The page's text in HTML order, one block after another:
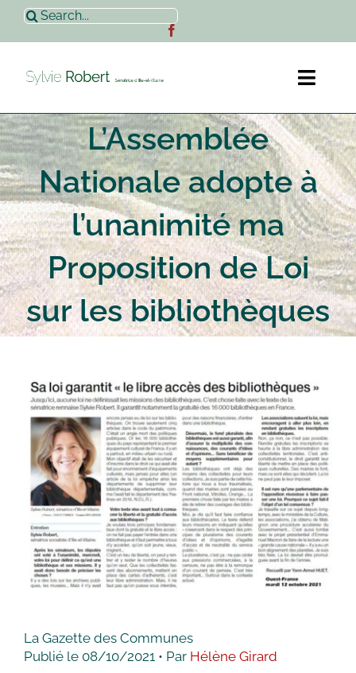
Passer
contenu
Rechercher:
Accueil
Sylvie Robert
Actualités
Contact
L’Assemblée
Nationale adopte à
l’unanimité ma
Proposition de Loi
sur les bibliothèques
La Gazette des Communes
Publié le 08/10/2021 • Par Hélène Girard